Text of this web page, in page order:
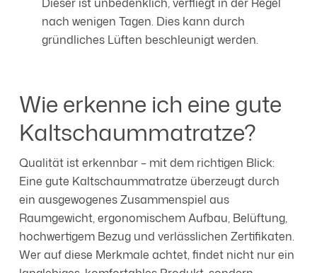
nach wenigen Tagen. Dies kann durch
gründliches Lüften beschleunigt werden.
Wie erkenne ich eine gute
Kaltschaum­matratze?
Qualität ist erkennbar – mit dem richtigen Blick:
Eine gute Kaltschaummatratze überzeugt durch
ein ausgewogenes Zusammenspiel aus
Raumgewicht, ergonomischem Aufbau, Belüftung,
hochwertigem Bezug und verlässlichen Zertifikaten.
Wer auf diese Merkmale achtet, findet nicht nur ein